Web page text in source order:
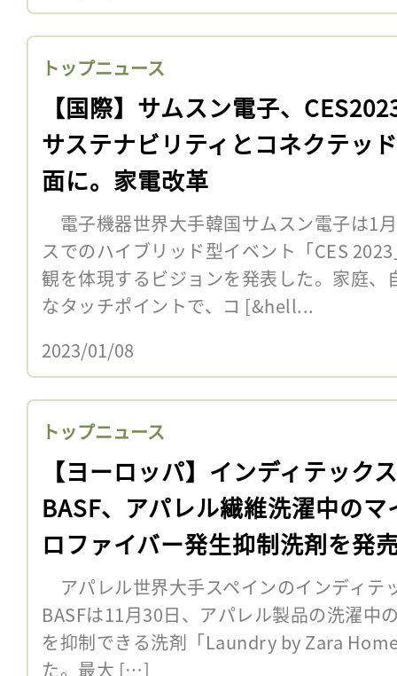
トップニュース
【国際】サムスン電子、
サステナビリティとコネクテッ
面に。家電改革
電子機器世界大手韓国サムスン電子は1
スでのハイブリッド型イベント「CES
観を体現するビジョンを発表した。家庭
なタッチポイントで、コ [&hell...
2023/01/08
トップニュース
【ヨーロッパ】インディテック
BASF、アパレル繊維洗濯中のマ
ロファイバー発生抑制洗剤を発
アパレル世界大手スペインのインディテ
BASFは11月30日、アパレル製品の洗濯中
を抑制できる洗剤「Laundry by Zara
た。最大 […]